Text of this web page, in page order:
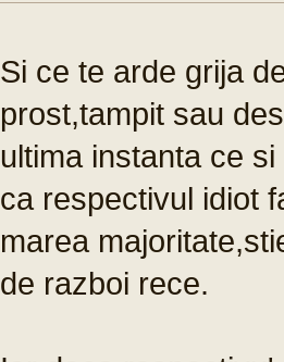
Si ce te arde grija
prost,tampit sau
ultima instanta ce
ca respectivul idiot
marea
de razboi rece.